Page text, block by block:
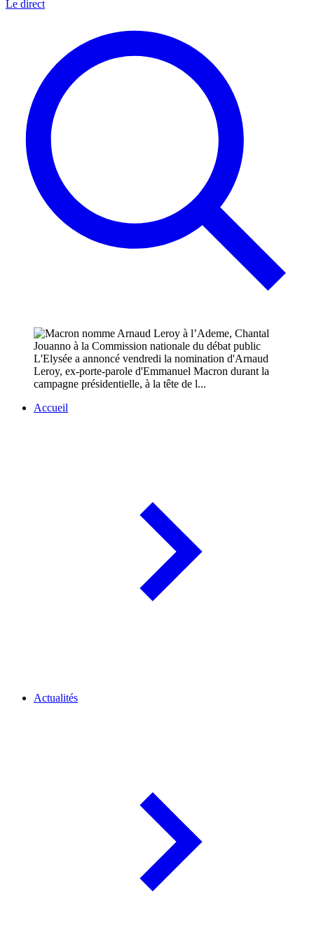
Le direct
L'Elysée a annoncé vendredi la nomination d'Arnaud
Leroy, ex-porte-parole d'Emmanuel Macron durant la
campagne présidentielle, à la tête de l...
Accueil
Actualités